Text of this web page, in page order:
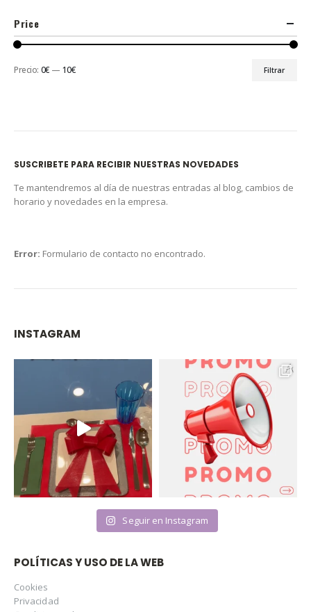
Price
Filtrar
Precio: 0€ — 10€
SUSCRIBETE PARA RECIBIR NUESTRAS NOVEDADES
Te mantendremos al día de nuestras entradas al blog, cambios de
horario y novedades en la empresa.
Error: Formulario de contacto no encontrado.
INSTAGRAM
Seguir en Instagram
POLÍTICAS Y USO DE LA WEB
Cookies
Privacidad